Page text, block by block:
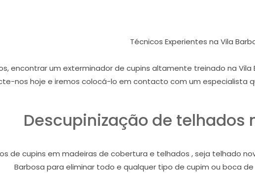
Técnicos Experientes na Vila
encontrar um exterminador de cupins altamente treinado na
nos hoje e iremos colocá-lo em contacto com um especialista
Descupinização de telhados
de cupins em madeiras de cobertura e telhados , seja telhado
Barbosa para eliminar todo e qualquer tipo de cupim ou boca